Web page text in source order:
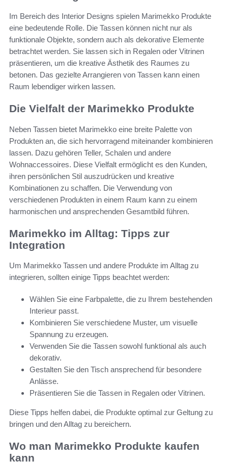
Im Bereich des Interior Designs spielen Marimekko Produkte
eine bedeutende Rolle. Die Tassen können nicht nur als
funktionale Objekte, sondern auch als dekorative Elemente
betrachtet werden. Sie lassen sich in Regalen oder Vitrinen
präsentieren, um die kreative Ästhetik des Raumes zu
betonen. Das gezielte Arrangieren von Tassen kann einen
Raum lebendiger wirken lassen.
Die Vielfalt der Marimekko Produkte
Neben Tassen bietet Marimekko eine breite Palette von
Produkten an, die sich hervorragend miteinander kombinieren
lassen. Dazu gehören Teller, Schalen und andere
Wohnaccessoires. Diese Vielfalt ermöglicht es den Kunden,
ihren persönlichen Stil auszudrücken und kreative
Kombinationen zu schaffen. Die Verwendung von
verschiedenen Produkten in einem Raum kann zu einem
harmonischen und ansprechenden Gesamtbild führen.
Marimekko im Alltag: Tipps zur
Integration
Um Marimekko Tassen und andere Produkte im Alltag zu
integrieren, sollten einige Tipps beachtet werden:
Wählen Sie eine Farbpalette, die zu Ihrem bestehenden
Interieur passt.
Kombinieren Sie verschiedene Muster, um visuelle
Spannung zu erzeugen.
Verwenden Sie die Tassen sowohl funktional als auch
dekorativ.
Gestalten Sie den Tisch ansprechend für besondere
Anlässe.
Präsentieren Sie die Tassen in Regalen oder Vitrinen.
Diese Tipps helfen dabei, die Produkte optimal zur Geltung zu
bringen und den Alltag zu bereichern.
Wo man Marimekko Produkte kaufen
kann